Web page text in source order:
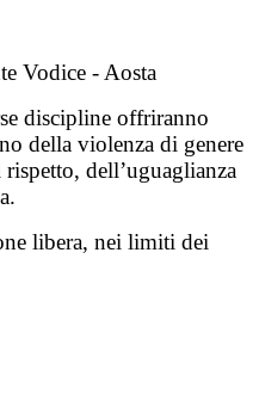
Vodice - Aosta
discipline offriranno
della violenza di genere
dell’uguaglianza
libera, nei limiti dei